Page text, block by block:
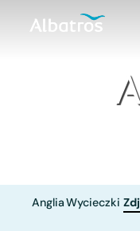
AngliaWycieczki